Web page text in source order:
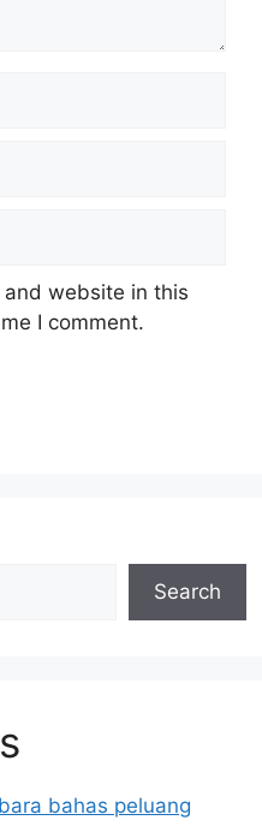
and website in this
I comment.
Search
bahas peluang